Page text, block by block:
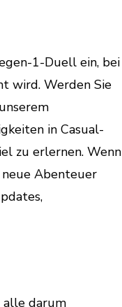
1-Duell ein, bei
wird. Werden Sie
in Casual-
zu erlernen. Wenn
Abenteuer
alle darum